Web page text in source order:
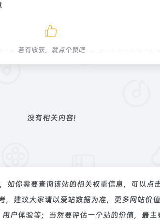
若有收获，就点个赞吧
没有相关内容!
如你需要查询该站的相关权重信息，可以点
，建议大家请以爱站数据为准，更多网站价
户体验等；当然要评估一个站的价值，最